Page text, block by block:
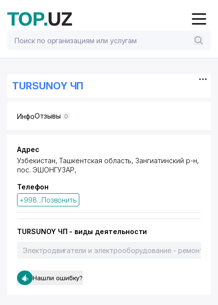
TURSUNOY ЧП
ИнфоОтзывы 0
Адрес
Узбекистан, Ташкентская область, Зангиатинский р-н,
пос. ЭШОНГУЗАР,
Телефон
+998...Позвонить
TURSUNOY ЧП - виды деятельности
Электродвигатели и электрооборудование - ремонт
Нашли ошибку?